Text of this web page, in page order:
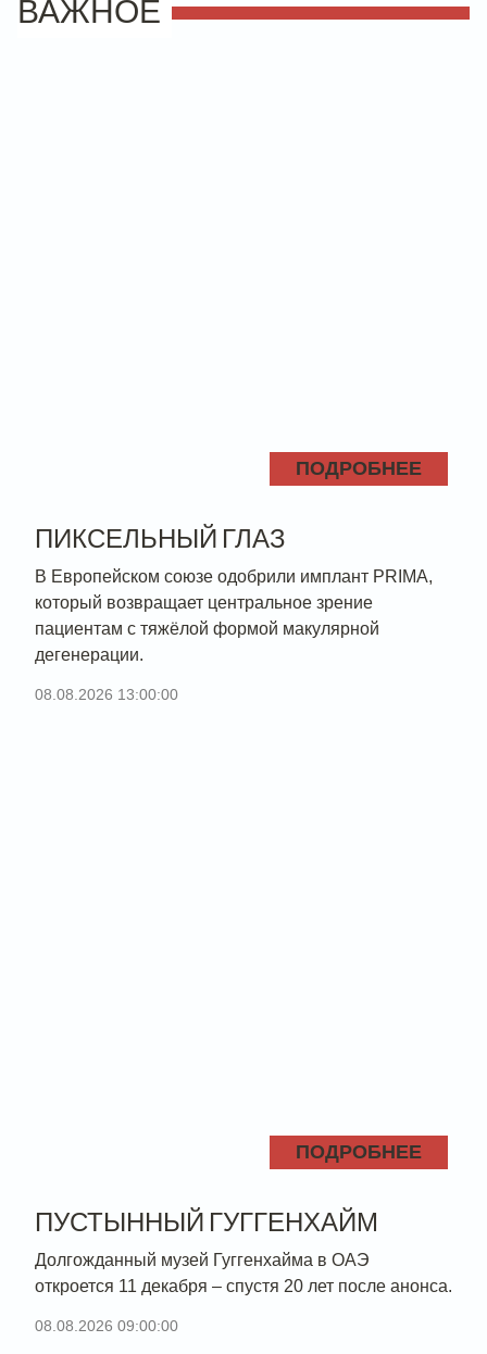
ВАЖНОЕ
ПОДРОБНЕЕ
ПИКСЕЛЬНЫЙ ГЛАЗ
В Европейском союзе одобрили имплант PRIMA,
который возвращает центральное зрение
пациентам с тяжёлой формой макулярной
дегенерации.
08.08.2026 13:00:00
ПОДРОБНЕЕ
ПУСТЫННЫЙ ГУГГЕНХАЙМ
Долгожданный музей Гуггенхайма в ОАЭ
откроется 11 декабря – спустя 20 лет после анонса.
08.08.2026 09:00:00